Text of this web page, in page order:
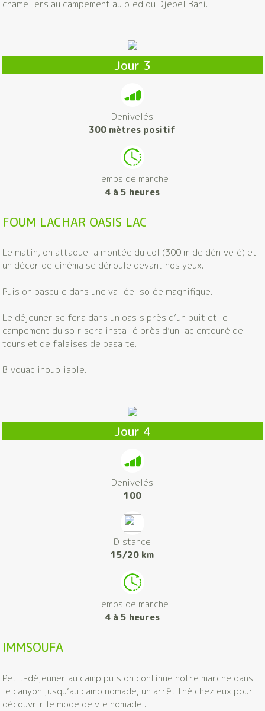
chameliers au campement au pied du Djebel Bani.
Jour 3
Denivelés
300 mètres positif
Temps de marche
4 à 5 heures
FOUM LACHAR OASIS LAC
Le matin, on attaque la montée du col (300 m de dénivelé) et
un décor de cinéma se déroule devant nos yeux.
Puis on bascule dans une vallée isolée magnifique.
Le déjeuner se fera dans un oasis près d’un puit et le
campement du soir sera installé près d’un lac entouré de
tours et de falaises de basalte.
Bivouac inoubliable.
Jour 4
Denivelés
100
Distance
15/20 km
Temps de marche
4 à 5 heures
IMMSOUFA
Petit-déjeuner au camp puis on continue notre marche dans
le canyon jusqu’au camp nomade, un arrêt thé chez eux pour
découvrir le mode de vie nomade .